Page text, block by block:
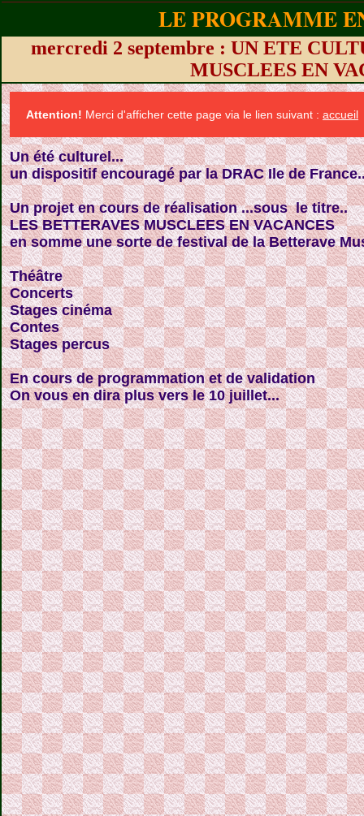
LE PROGRAMME
mercredi 2 septembre : UN ETE
MUSCLEES EN
Attention! Merci d'afficher cette page via le lien suivant : accueil
Un été culturel...
un dispositif encouragé par la DRAC Ile de
Un projet en cours de réalisation ...sous le titre..
LES BETTERAVES MUSCLEES EN VACANCES
en somme une sorte de festival de la Betterave
Théâtre
Concerts
Stages cinéma
Contes
Stages percus
En cours de programmation et de validation
On vous en dira plus vers le 10 juillet...